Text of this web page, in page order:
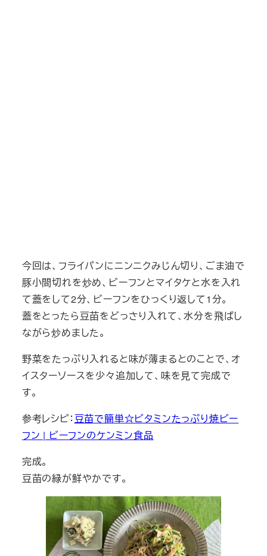
今回は、フライパンにニンニクみじん切り、ごま油で
豚小間切れを炒め、ビーフンとマイタケと水を入れ
て蓋をして2分、ビーフンをひっくり返して1分。
蓋をとったら豆苗をどっさり入れて、水分を飛ばし
ながら炒めました。
野菜をたっぷり入れると味が薄まるとのことで、オ
イスターソースを少々追加して、味を見て完成で
す。
参考レシピ： 豆苗で簡単☆ビタミンたっぷり焼ビー
フン | ビーフンのケンミン食品
完成。
豆苗の緑が鮮やかです。